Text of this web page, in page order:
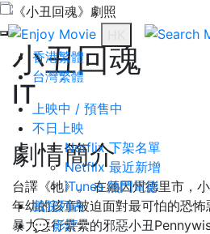
香港繁體
台灣繁體
上映中 / 預售中
不日上映
Netflix 下架名單
Netflix 最近新增
iTunes 熱門電影
戲院列表
💬 影評
小丑回魂
IT
劇情簡介
台譯《牠》。 在緬因州德里市，
年幼的孩童被迫面對最可怕的恐
暴力惡行纍纍的邪惡小丑